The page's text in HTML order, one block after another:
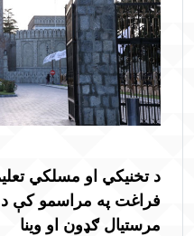
د تخنیکي او مسلکي
فراغت په مراسمو کې د
مرستیال ګډون او وینا